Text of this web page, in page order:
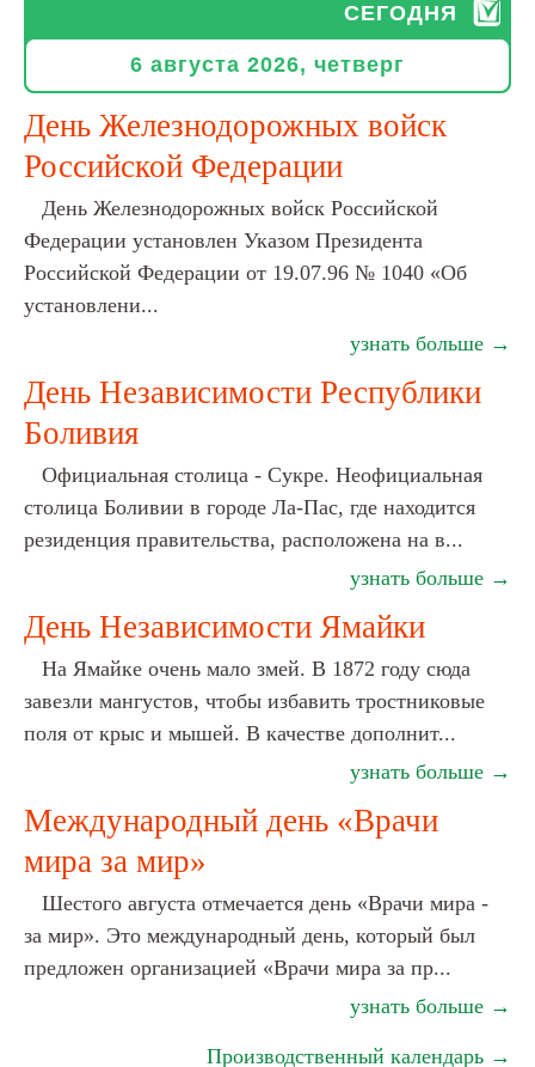
СЕГОДНЯ
6 августа 2026, четверг
День Железнодорожных войск
Российской Федерации
День Железнодорожных войск Российской
Федерации установлен Указом Президента
Российской Федерации от 19.07.96 № 1040 «Об
установлени...
узнать больше →
День Независимости Республики
Боливия
Официальная столица - Сукре. Неофициальная
столица Боливии в городе Ла-Пас, где находится
резиденция правительства, расположена на в...
узнать больше →
День Независимости Ямайки
На Ямайке очень мало змей. В 1872 году сюда
завезли мангустов, чтобы избавить тростниковые
поля от крыс и мышей. В качестве дополнит...
узнать больше →
Международный день «Врачи
мира за мир»
Шестого августа отмечается день «Врачи мира -
за мир». Это международный день, который был
предложен организацией «Врачи мира за пр...
узнать больше →
Производственный календарь →